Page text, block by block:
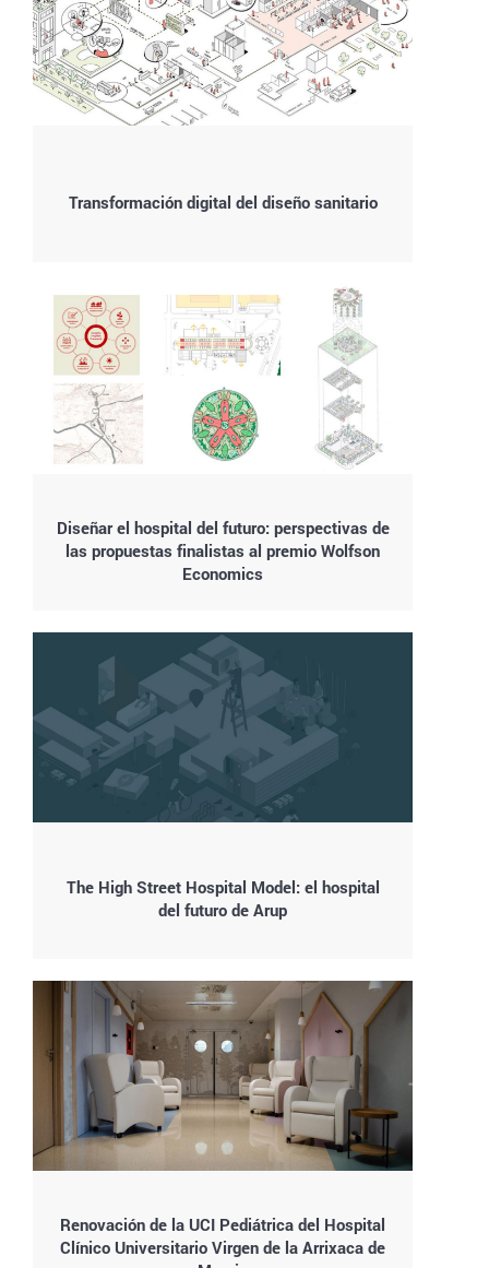
Transformación digital del diseño sanitario
Diseñar el hospital del futuro: perspectivas de
las propuestas finalistas al premio Wolfson
Economics
The High Street Hospital Model: el hospital
del futuro de Arup
Renovación de la UCI Pediátrica del Hospital
Clínico Universitario Virgen de la Arrixaca de